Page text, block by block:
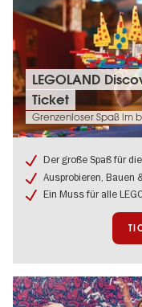
Tickets
&
Termine:
LEGOLAND
Discovery
in
Berlin:
Ticket
LEGOLAND
Ticket
Grenzenloser Spaß im
Der große Spaß für
Ausprobieren, Bauen
Ein Muss für alle